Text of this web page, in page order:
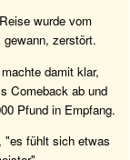
wurde vom
zerstört.
damit klar,
Comeback ab und
Pfund in Empfang.
fühlt sich etwas